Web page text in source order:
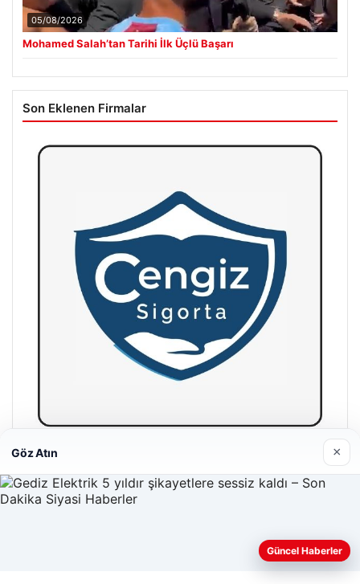
05/08/2026
Mohamed Salah’tan Tarihi İlk Üçlü Başarı
Son Eklenen Firmalar
Hastaş Beton
26/05/2026
Web sitemizi nasıl kullandığınızı daha iyi anlayabilmek,
Göz Atın ×
Güncel Haberler